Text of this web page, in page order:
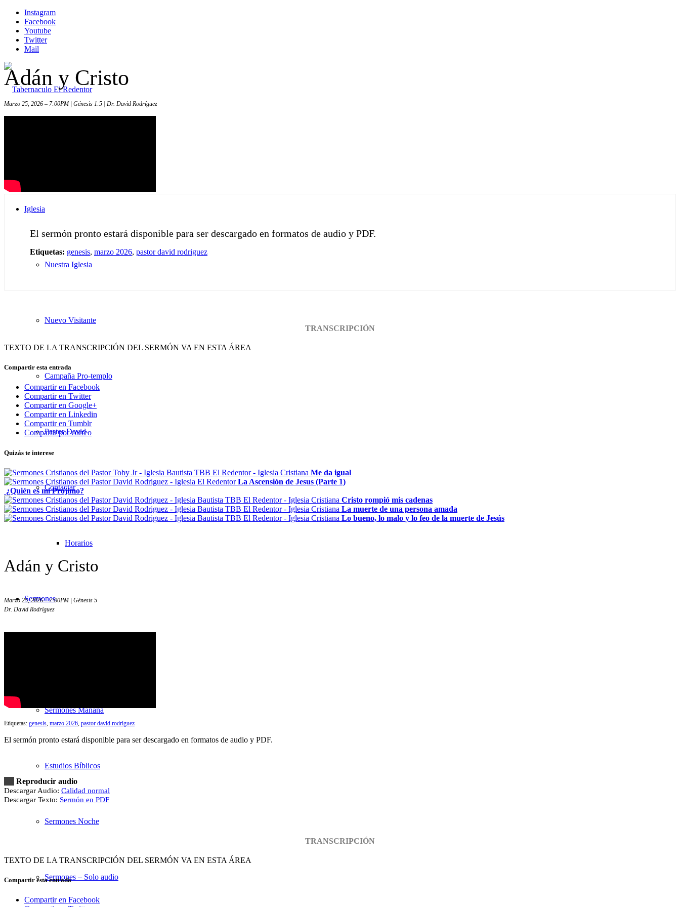
Instagram
Facebook
Youtube
Twitter
Mail
Iglesia
Nuestra Iglesia
Nuevo Visitante
Campaña Pro-templo
Pastor David
Contactar
Horarios
Sermones
Sermones Mañana
Estudios Bíblicos
Sermones Noche
Sermones – Solo audio
Adán y Cristo
Marzo 25, 2026 – 7:00PM | Génesis 1:5 | Dr. David Rodríguez
El sermón pronto estará disponible para ser descargado en formatos de audio y PDF.
Etiquetas: genesis, marzo 2026, pastor david rodriguez
TRANSCRIPCIÓN
TEXTO DE LA TRANSCRIPCIÓN DEL SERMÓN VA EN ESTA ÁREA
Compartir esta entrada
Compartir en Facebook
Compartir en Twitter
Compartir en Google+
Compartir en Linkedin
Compartir en Tumblr
Compartir por correo
Quizás te interese
Me da igual
La Ascensión de Jesus (Parte 1)
¿Quién es mi Prójimo?
Cristo rompió mis cadenas
La muerte de una persona amada
Lo bueno, lo malo y lo feo de la muerte de Jesús
Adán y Cristo
Marzo 25, 2026 – 7:00PM | Génesis 5
Dr. David Rodríguez
Etiquetas: genesis marzo 2026 pastor david rodriguez
El sermón pronto estará disponible para ser descargado en formatos de audio y PDF.
Reproducir audio
Descargar Audio: Calidad normal
Descargar Texto: Sermón en PDF
TRANSCRIPCIÓN
TEXTO DE LA TRANSCRIPCIÓN DEL SERMÓN VA EN ESTA ÁREA
Compartir esta entrada
Compartir en Facebook